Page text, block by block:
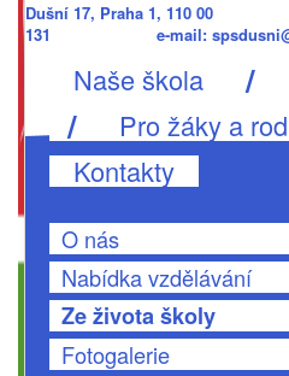
Dušní 17, Praha 1, 110
131 e-mail:
Naše škola /
/ Pro žáky a
Kontakty
O nás
Nabídka vzdělávání
Ze života školy
Fotogalerie